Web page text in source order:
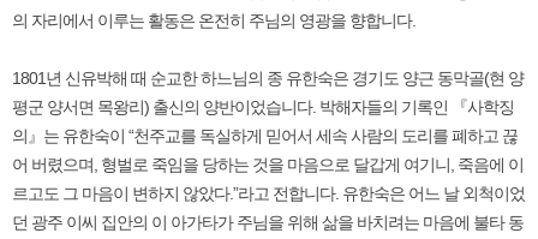
의 자리에서 이루는 활동은 온전히 주님의 영광을 향합니다.
1801년 신유박해 때 순교한 하느님의 종 유한숙은 경기도 양근 동막골(현 양
평군 양서면 목왕리) 출신의 양반이었습니다. 박해자들의 기록인 『사학징
의』는 유한숙이 “천주교를 독실하게 믿어서 세속 사람의 도리를 폐하고 끊
어 버렸으며, 형벌로 죽임을 당하는 것을 마음으로 달갑게 여기니, 죽음에 이
르고도 그 마음이 변하지 않았다.”라고 전합니다. 유한숙은 어느 날 외척이었
던 광주 이씨 집안의 이 아가타가 주님을 위해 삶을 바치려는 마음에 불타 동